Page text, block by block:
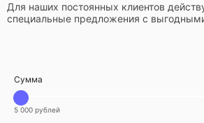
Для наших постоянных клиентов
специальные предложения с
Сумма
5 000 рублей